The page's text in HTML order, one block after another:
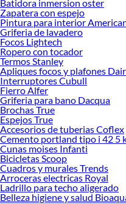
Batidora inmersion oster
Zapatera con espejo
Pintura para interior
Griferia de lavadero
Focos Lightech
Ropero con tocador
Termos Stanley
Apliques focos y plafones
Interruptores Cubull
Fierro Alfer
Griferia para bano Dacqua
Brochas True
Espejos True
Accesorios de tuberias Coflex
Cemento portland tipo i 42 5
Cunas moises Infanti
Bicicletas Scoop
Cuadros y murales Trends
Arroceras electricas Royal
Ladrillo para techo aligerado
Belleza higiene y salud